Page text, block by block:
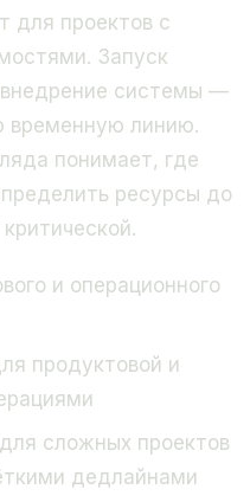
для проектов с
Запуск
внедрение системы —
временную линию.
понимает, где
ресурсы до
и операционного
продуктовой и
сложных проектов
дедлайнами